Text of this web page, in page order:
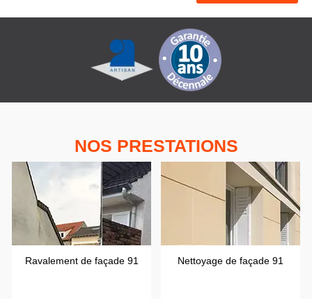
NOS PRESTATIONS
Ravalement de façade 91 Nettoyage de façade 91